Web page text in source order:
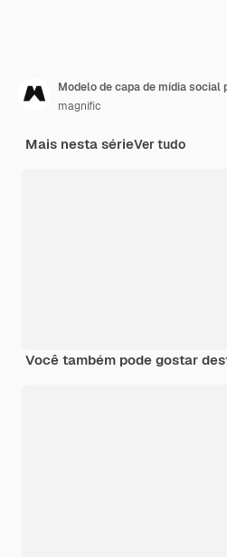
magnific
Mais nesta sérieVer tudo
Você também pode gostar